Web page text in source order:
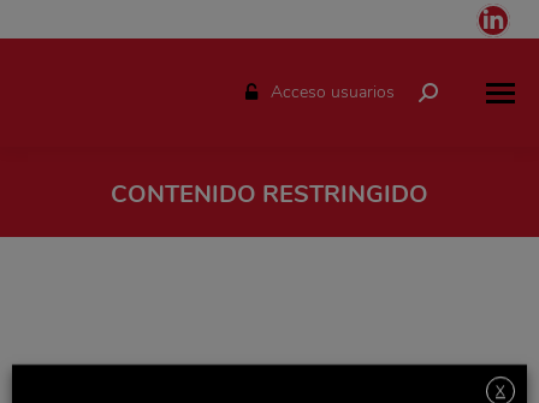
Acceso usuarios Buscar:
CONTENIDO RESTRINGIDO
X